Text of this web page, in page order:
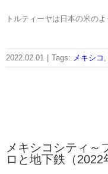
トルティーヤは日本の米の
2022.02.01 Tags: メキシコ ,
メキシコシティ～
ロと地下鉄（2022